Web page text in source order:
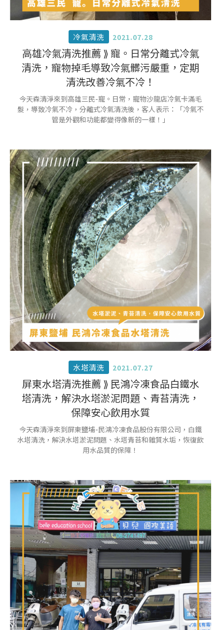
冷氣清洗 2021.07.28
高雄冷氣清洗推薦 ⟫ 寵。日常分離式冷氣
清洗，寵物掉毛導致冷氣髒污嚴重，定期
清洗改善冷氣不冷！
今天森清淨來到高雄三民-寵。日常，寵物沙龍店冷氣卡滿毛
髮，導致冷氣不冷，分離式冷氣清洗後，客人表示：「冷氣不
管是外觀和功能都變得像新的一樣！」
水塔清洗 2021.07.27
屏東水塔清洗推薦 ⟫ 民鴻冷凍食品白鐵水
塔清洗，解決水塔淤泥問題、青苔清洗，
保障安心飲用水質
今天森清淨來到屏東鹽埔-民鴻冷凍食品股份有限公司，白鐵
水塔清洗，解決水塔淤泥問題、水塔青苔和雜質水垢，恢復飲
用水品質的保障！